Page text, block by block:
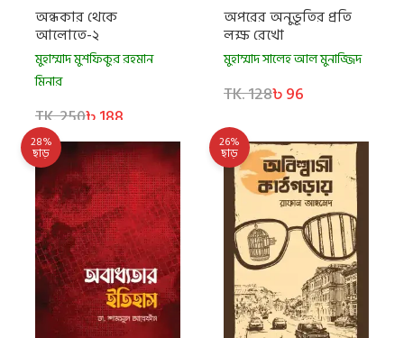
অন্ধকার থেকে
আলোতে-২
মুহাম্মাদ মুশফিকুর রহমান
মিনার
TK. 250৳ 188
অপরের অনুভূতির প্রতি
লক্ষ রেখো
মুহাম্মাদ সালেহ আল মুনাজ্জিদ
TK. 128৳ 96
28%
ছাড়
26%
ছাড়